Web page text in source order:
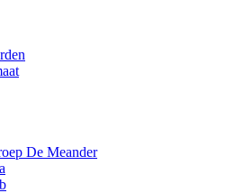
De Meander